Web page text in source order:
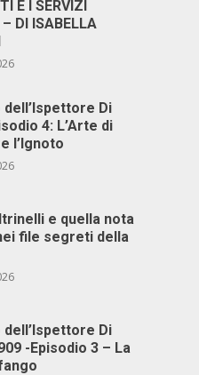
E I SERVIZI
– DI ISABELLA
dell’Ispettore Di
4: L’Arte di
l’Ignoto
e quella nota
file segreti della
dell’Ispettore Di
-Episodio 3 – La